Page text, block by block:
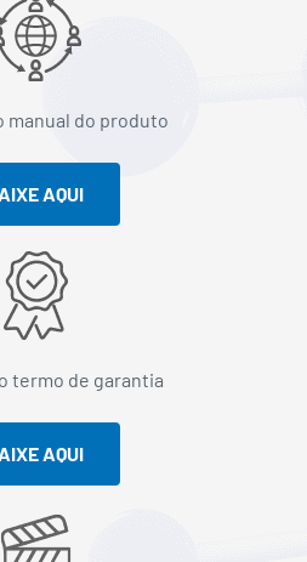
manual do produto
AQUI
termo de garantia
AQUI